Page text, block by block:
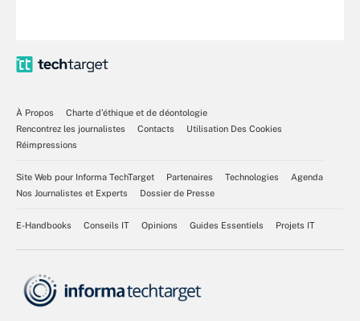
À Propos
Charte d’éthique et de déontologie
Rencontrez les journalistes
Contacts
Utilisation Des Cookies
Réimpressions
Site Web pour Informa TechTarget Partenaires Technologies
Agenda
Nos Journalistes et Experts
Dossier de Presse
E-Handbooks Conseils IT Opinions Guides Essentiels Projets IT